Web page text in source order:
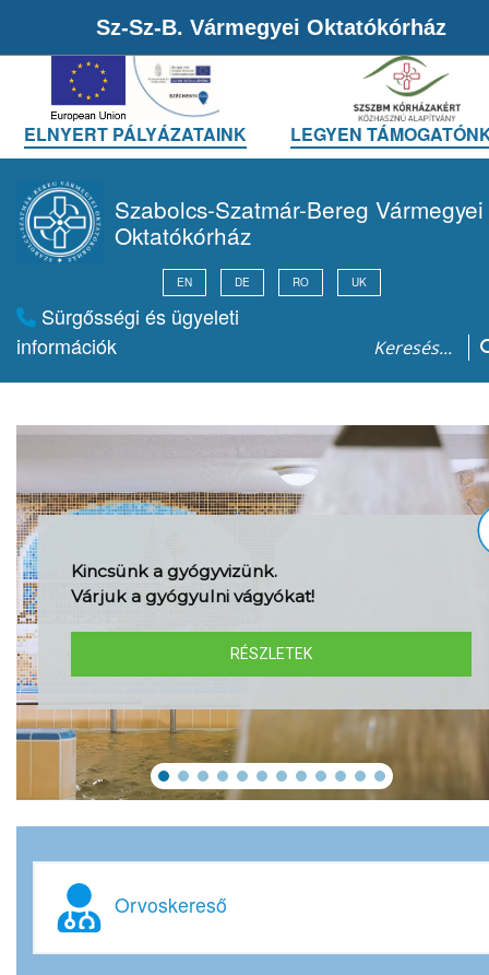
ELNYERT PÁLYÁZATAINK LEGYEN
Szabolcs-Szatmár-Bereg Vármegyei
Oktatókórház
Sürgősségi és ügyeleti
információk
EN DE RO UK
Kincsünk a gyógyvizünk.
Várjuk a gyógyulni vágyókat!
RÉSZLETEK
Orvoskereső
Sz-Sz-B. Vármegyei Oktatókórház